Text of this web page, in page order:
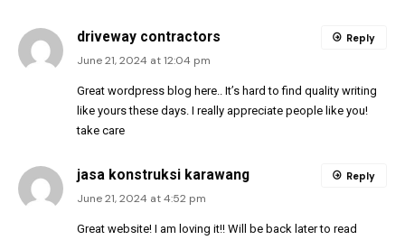
driveway contractors
June 21, 2024 at 12:04 pm
Great wordpress blog here.. It’s hard to find quality writing
like yours these days. I really appreciate people like you!
take care
Reply
jasa konstruksi karawang
June 21, 2024 at 4:52 pm
Great website! I am loving it!! Will be back later to read
Reply